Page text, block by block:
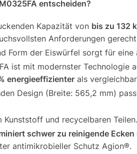
entscheiden?
Kapazität von bis zu 132
Anforderungen
Form der Eiswürfel sorgt für
ist mit modernster Technologie
energieeffizienterals
Design (Breite: 565,2 mm)
und recycelbaren Teilen.
schwer zu reinigende Ecken
antimikrobieller Schutz Agion®.